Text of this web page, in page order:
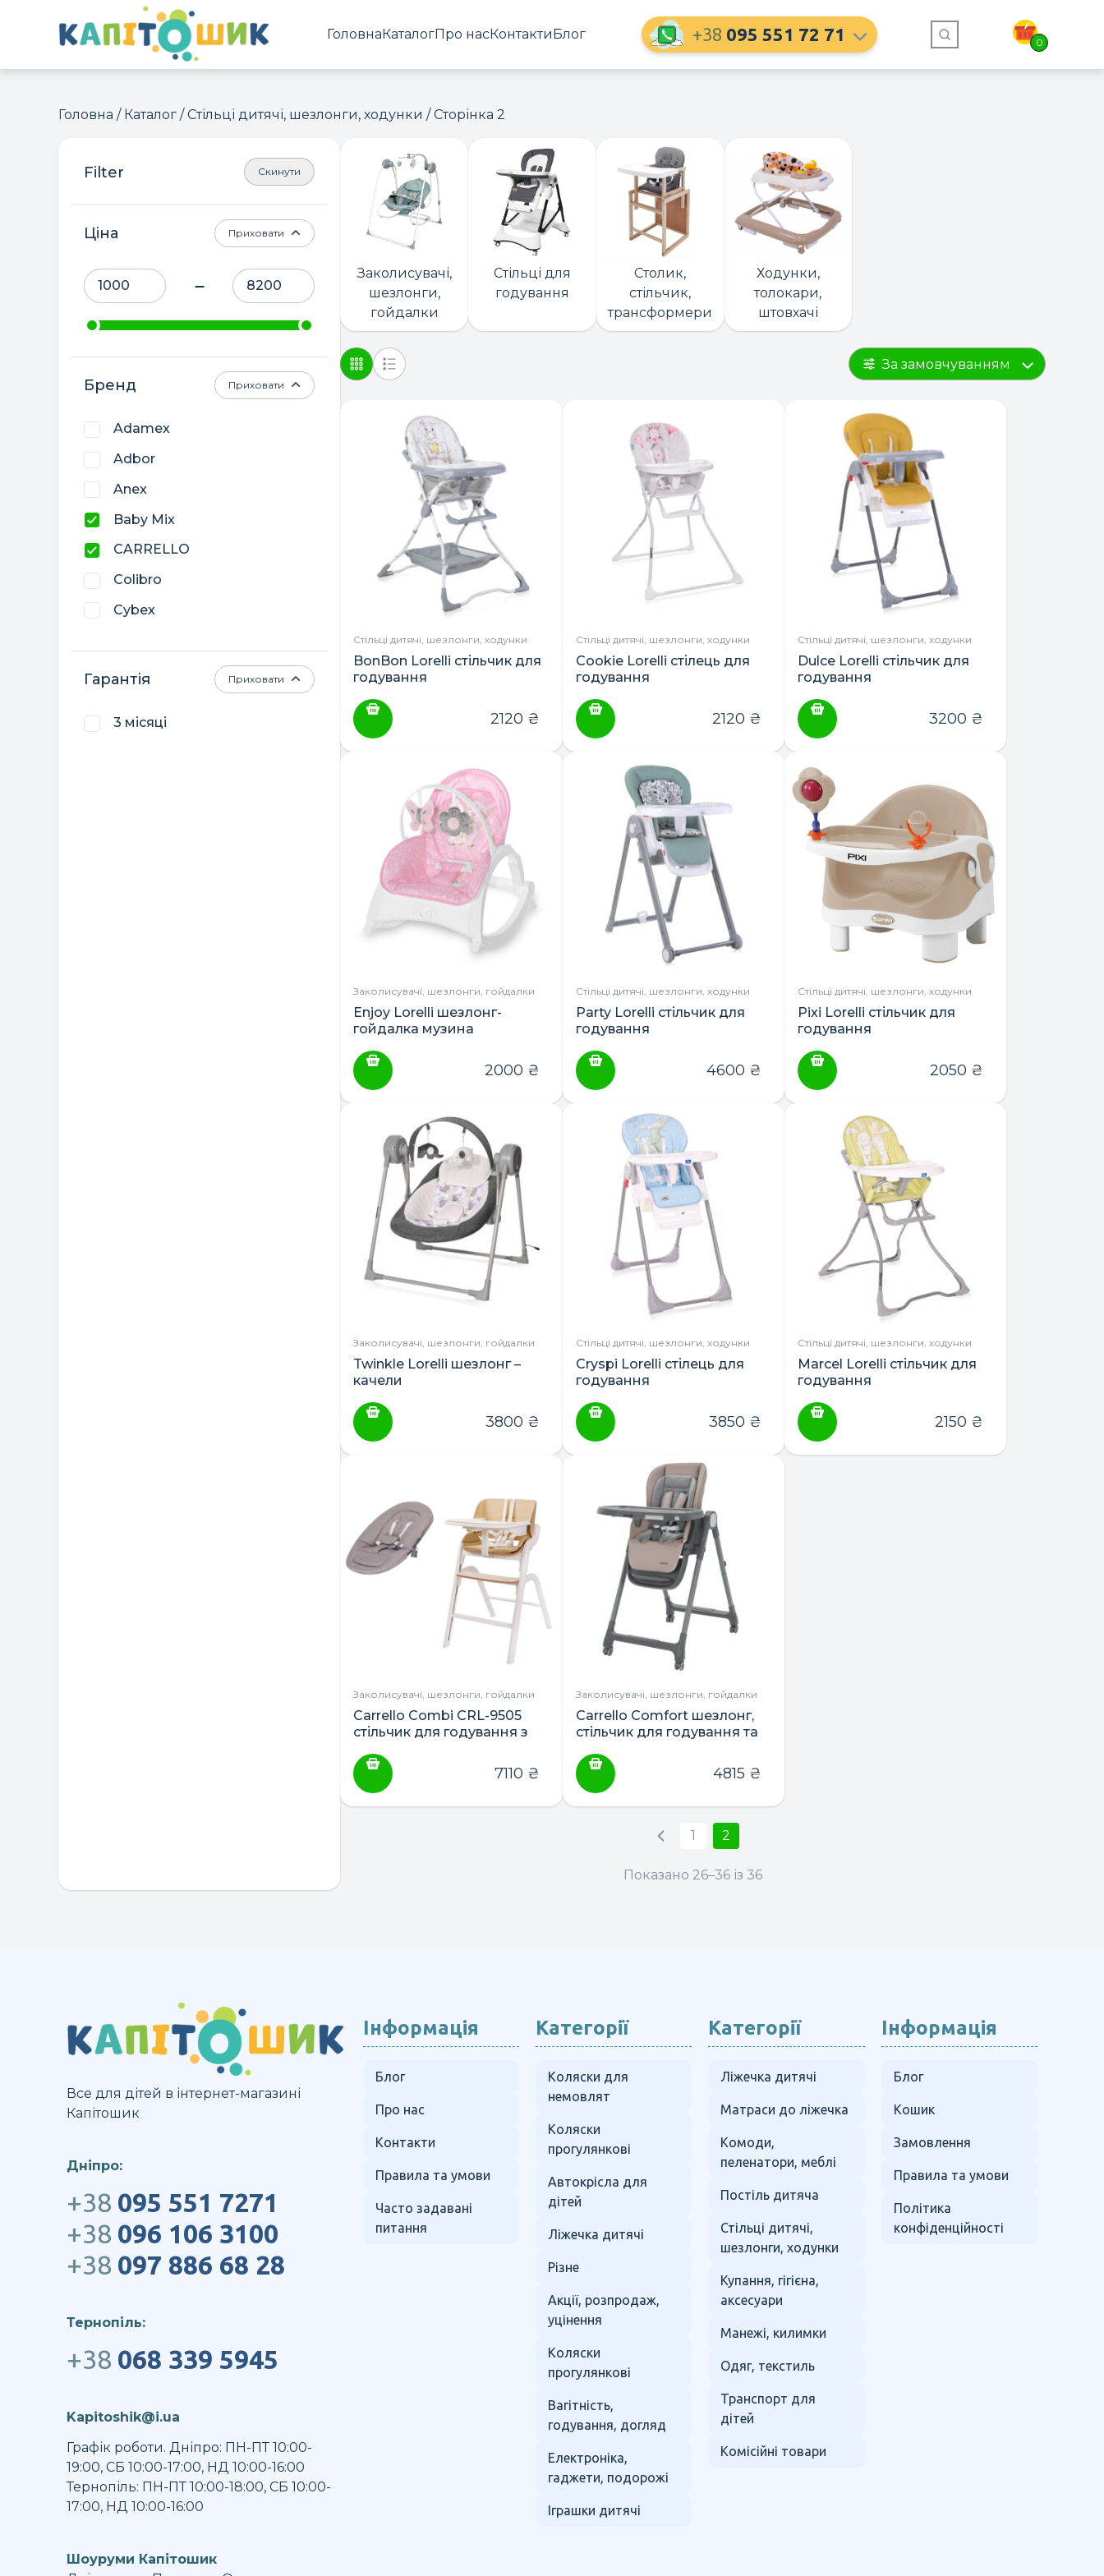
ГоловнаКаталогПро насКонтактиБлог +38 095 551 72 71 0
ПОШУК ТОВАРІВ:
Головна / Каталог /Стільці дитячі, шезлонги, ходунки / Сторінка 2
Скинути
Ціна Приховати
Бренд
Adamex
Adbor
Anex
Baby Mix
CARRELLO
Colibro
Cybex
Lorelli
Наталка
Приховати
Гарантія
3 місяці
Приховати
Заколисувачі,
шезлонги,
гойдалки
Стільці для
годування
Столик,
стільчик,
трансформери
Ходунки,
толокари,
штовхачі
За замовчуванням
Стільці дитячі, шезлонги, ходунки
BonBon Lorelli стільчик для
годування
2120 ₴
Стільці дитячі, шезлонги, ходунки
Cookie Lorelli стілець для
годування
2120 ₴
Стільці дитячі, шезлонги, ходунки
Dulce Lorelli стільчик для
годування
3200 ₴
Заколисувачі, шезлонги, гойдалки
Enjoy Lorelli шезлонг-
гойдалка музина
2000 ₴
Стільці дитячі, шезлонги, ходунки
Party Lorelli стільчик для
годування
4600 ₴
Стільці дитячі, шезлонги, ходунки
Pixi Lorelli стільчик для
годування
2050 ₴
Заколисувачі, шезлонги, гойдалки
Twinkle Lorelli шезлонг –
качели
3800 ₴
Стільці дитячі, шезлонги, ходунки
Cryspi Lorelli стілець для
годування
3850 ₴
Стільці дитячі, шезлонги, ходунки
Marcel Lorelli стільчик для
годування
2150 ₴
Заколисувачі, шезлонги, гойдалки
Carrello Combi CRL-9505
стільчик для годування з
7110 ₴
Заколисувачі, шезлонги, гойдалки
Carrello Comfort шезлонг,
стільчик для годування та
4815 ₴
1 2
Показано 26–36 із 36
Все для дітей в інтернет-магазині
Капітошик
Дніпро:
+38 095 551 7271
+38 096 106 3100
+38 097 886 68 28
Тернопіль:
+38 068 339 5945
Kapitoshik@i.ua
Графік роботи. Дніпро: ПН-ПТ 10:00-
19:00, СБ 10:00-17:00, НД 10:00-16:00
Тернопіль: ПН-ПТ 10:00-18:00, СБ 10:00-
17:00, НД 10:00-16:00
Шоуруми Капітошик
Інформація
Блог
Про нас
Контакти
Правила та умови
Часто задавані
питання
Категорії
Коляски для
немовлят
Коляски
прогулянкові
Автокрісла для
дітей
Ліжечка дитячі
Різне
Акції, розпродаж,
уцінення
Коляски
прогулянкові
Вагітність,
годування, догляд
Електроніка,
гаджети, подорожі
Іграшки дитячі
Категорії
Ліжечка дитячі
Матраси до ліжечка
Комоди,
пеленатори, меблі
Постіль дитяча
Стільці дитячі,
шезлонги, ходунки
Купання, гігієна,
аксесуари
Манежі, килимки
Одяг, текстиль
Транспорт для
дітей
Комісійні товари
Інформація
Блог
Кошик
Замовлення
Правила та умови
Політика
конфіденційності